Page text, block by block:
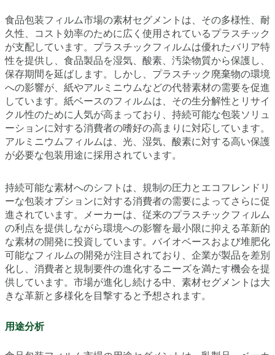
食品包装フィルム市場の素材セグメントは、その多様性、耐
久性、コスト効率のために広く使用されているプラスチック
が支配しています。プラスチックフィルムは優れたバリア特
性を提供し、食品製品を湿気、酸素、汚染物質から保護し、
保存期間を延ばします。しかし、プラスチック廃棄物の環境
への影響が、紙やアルミニウムなどの代替素材の需要を促進
しています。紙ベースのフィルムは、その生分解性とリサイ
クル性のために人気が高まっており、持続可能な包装ソリュ
ーションに対する消費者の嗜好の高まりに対応しています。
アルミニウムフィルムは、光、湿気、酸素に対する高い保護
が必要な包装用途に採用されています。
持続可能な素材へのシフトは、規制の圧力とエコフレンドリ
ーな包装オプションに対する消費者の需要によってさらに促
進されています。メーカーは、従来のプラスチックフィルム
の利点を提供しながら環境への影響を最小限に抑える革新的
な素材の開発に投資しています。バイオベースおよび堆肥化
可能なフィルムの開発が注目されており、企業が製品を差別
化し、消費者と規制要件の進化するニーズを満たす機会を提
供しています。市場が進化し続ける中、素材セグメントは大
きな革新と多様化を目撃すると予想されます。
用途分析